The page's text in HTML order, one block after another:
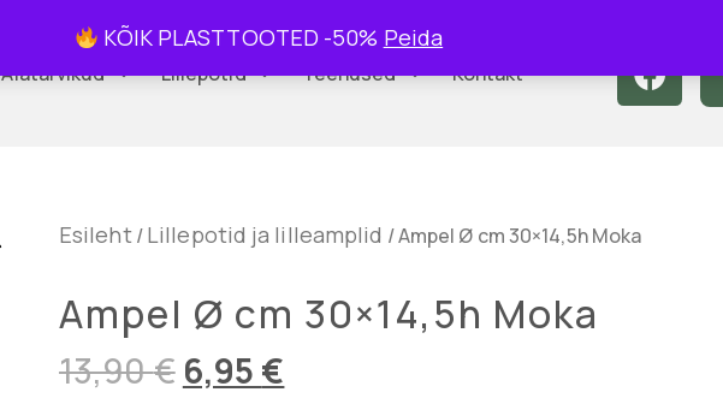
Aiatarvikud Lillepotid Teenused Kontakt
Esileht/Lillepotid ja lilleamplid / Ampel Ø cm 30×14,5h Moka
Ampel Ø cm 30×14,5h Moka
13,90€ 6,95 €
KÕIK PLASTTOOTED -50% Peida